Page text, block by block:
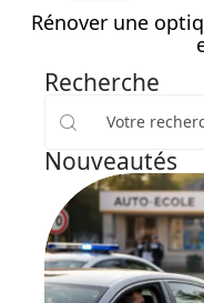
Rénover une
Recherche
Nouveautés